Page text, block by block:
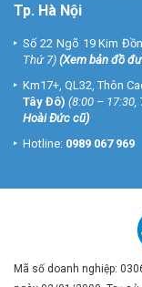
Tp. Hà Nội
Số 22 Ngõ 19 Kim
Thứ 7) (Xem bản đồ
Km17+, QL32, Thôn
Tây Đô) (8:00 – 17:30,
Hoài Đức cũ)
Hotline: 0989 067 969
Mã số doanh nghiệp: